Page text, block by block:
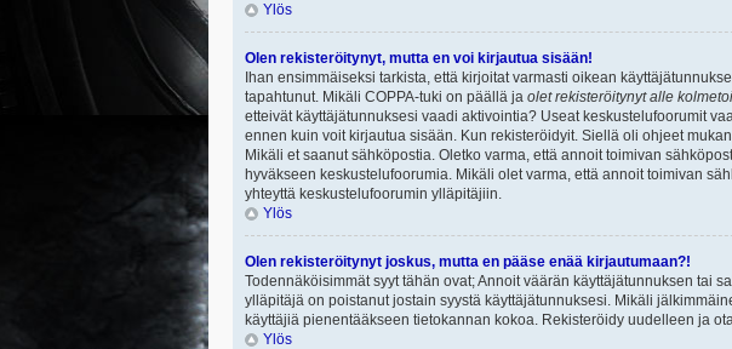
Ylös
Olen rekisteröitynyt, mutta en voi kirjautua sisään!
Ihan ensimmäiseksi tarkista, että kirjoitat varmasti oikean
tapahtunut. Mikäli COPPA-tuki on päällä ja olet rekisteröitynyt alle
etteivät käyttäjätunnuksesi vaadi aktivointia? Useat keskustelufoorumit
ennen kuin voit kirjautua sisään. Kun rekisteröidyit. Siellä oli ohjeet
Mikäli et saanut sähköpostia. Oletko varma, että annoit toimivan
hyväkseen keskustelufoorumia. Mikäli olet varma, että annoit toimivan
yhteyttä keskustelufoorumin ylläpitäjiin.
Ylös
Olen rekisteröitynyt joskus, mutta en pääse enää kirjautumaan?!
Todennäköisimmät syyt tähän ovat; Annoit väärän käyttäjätunnuksen tai
ylläpitäjä on poistanut jostain syystä käyttäjätunnuksesi. Mikäli
käyttäjiä pienentääkseen tietokannan kokoa. Rekisteröidy uudelleen ja
Ylös